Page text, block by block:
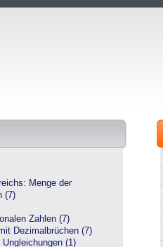
Menge der
(7)
Zahlen (7)
Dezimalbrüchen (7)
(1)